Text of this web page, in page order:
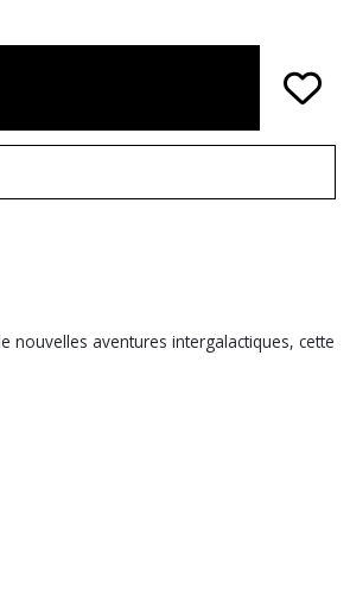
aventures intergalactiques, cette